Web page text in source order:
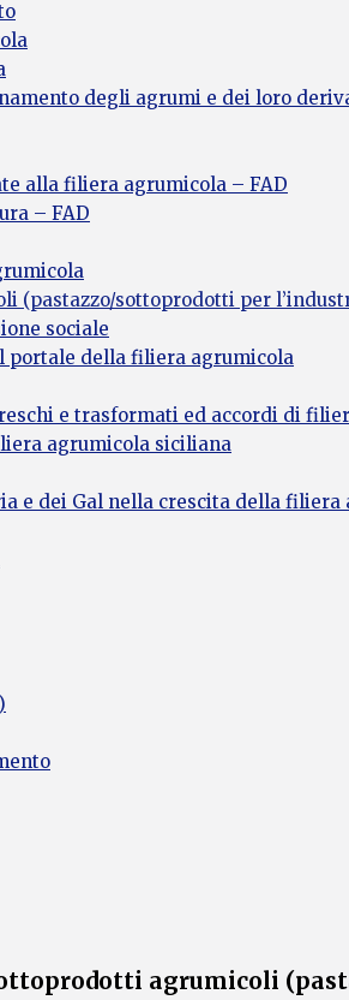
degli agrumi e dei loro
alla filiera agrumicola – FAD
– FAD
(pastazzo/sottoprodotti per
sociale
portale della filiera agrumicola
e trasformati ed accordi di
agrumicola siciliana
e dei Gal nella crescita della
agrumicoli